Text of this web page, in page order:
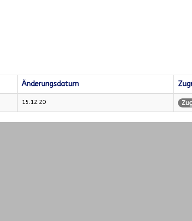
Änderungsdatum
15.12.20